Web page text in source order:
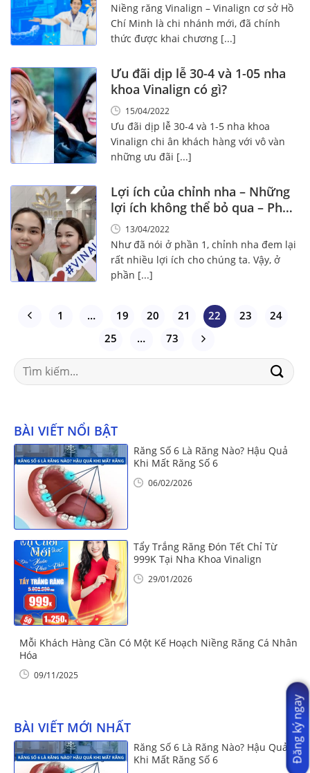
Niềng răng Vinalign – Vinalign cơ sở Hồ
Chí Minh là chi nhánh mới, đã chính
thức được khai chương [...]
Ưu đãi dịp lễ 30-4 và 1-05 nha
khoa Vinalign có gì?
15/04/2022
Ưu đãi dịp lễ 30-4 và 1-5 nha khoa
Vinalign chi ân khách hàng với vô vàn
những ưu đãi [...]
Lợi ích của chỉnh nha – Những
lợi ích không thể bỏ qua – Phần
2
13/04/2022
Như đã nói ở phần 1, chỉnh nha đem lại
rất nhiều lợi ích cho chúng ta. Vậy, ở
phần [...]
1 … 19 20 21 22 23
24
25
… 73
Search
for:
BÀI VIẾT NỔI BẬT
Răng Số 6 Là Răng Nào? Hậu Quả
Khi Mất Răng Số 6
06/02/2026
Tẩy Trắng Răng Đón Tết Chỉ Từ
999K Tại Nha Khoa Vinalign
29/01/2026
Mỗi Khách Hàng Cần Có Một Kế Hoạch Niềng Răng Cá Nhân
Hóa
09/11/2025
BÀI VIẾT MỚI NHẤT
Răng Số 6 Là Răng Nào? Hậu Quả
Khi Mất Răng Số 6
Đăng ký ngay